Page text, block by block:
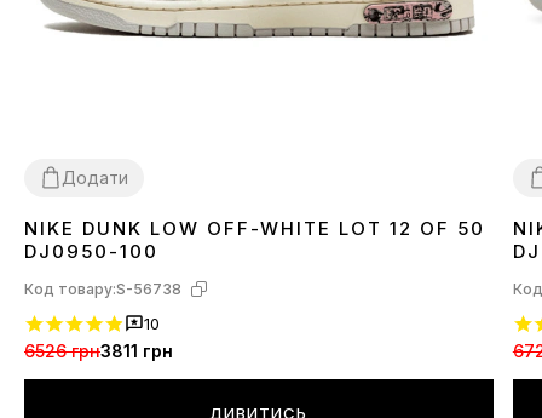
Додати
38
NIKE DUNK LOW OFF-WHITE LOT 12 OF 50
DJ0950-100
Код товару:S-56738
10
6526 грн3811 грн
ДИВИТИСЬ